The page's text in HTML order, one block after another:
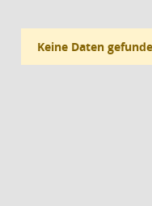
Keine Daten